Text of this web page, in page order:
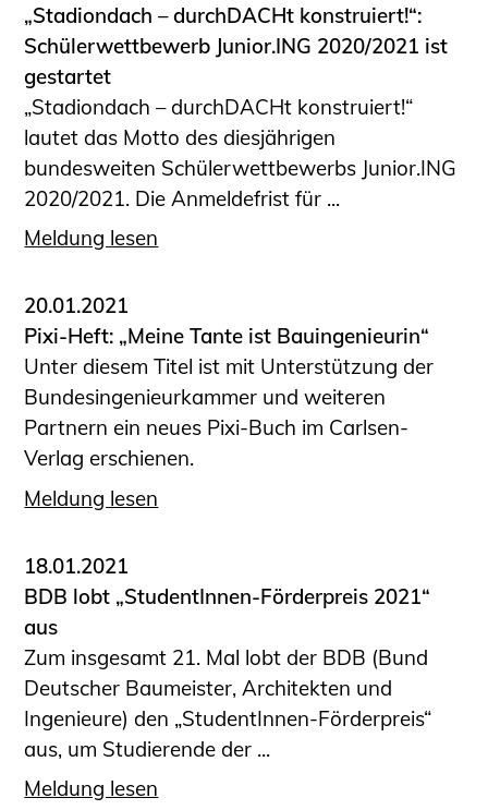
„Stadiondach – durchDACHt konstruiert!“:
Schülerwettbewerb Junior.ING 2020/2021 ist
gestartet
„Stadiondach – durchDACHt konstruiert!“
lautet das Motto des diesjährigen
bundesweiten Schülerwettbewerbs Junior.ING
2020/2021. Die Anmeldefrist für ...
Meldung lesen
20.01.2021
Pixi-Heft: „Meine Tante ist Bauingenieurin“
Unter diesem Titel ist mit Unterstützung der
Bundesingenieurkammer und weiteren
Partnern ein neues Pixi-Buch im Carlsen-
Verlag erschienen.
Meldung lesen
18.01.2021
BDB lobt „StudentInnen-Förderpreis 2021“
aus
Zum insgesamt 21. Mal lobt der BDB (Bund
Deutscher Baumeister, Architekten und
Ingenieure) den „StudentInnen-Förderpreis“
aus, um Studierende der ...
Meldung lesen